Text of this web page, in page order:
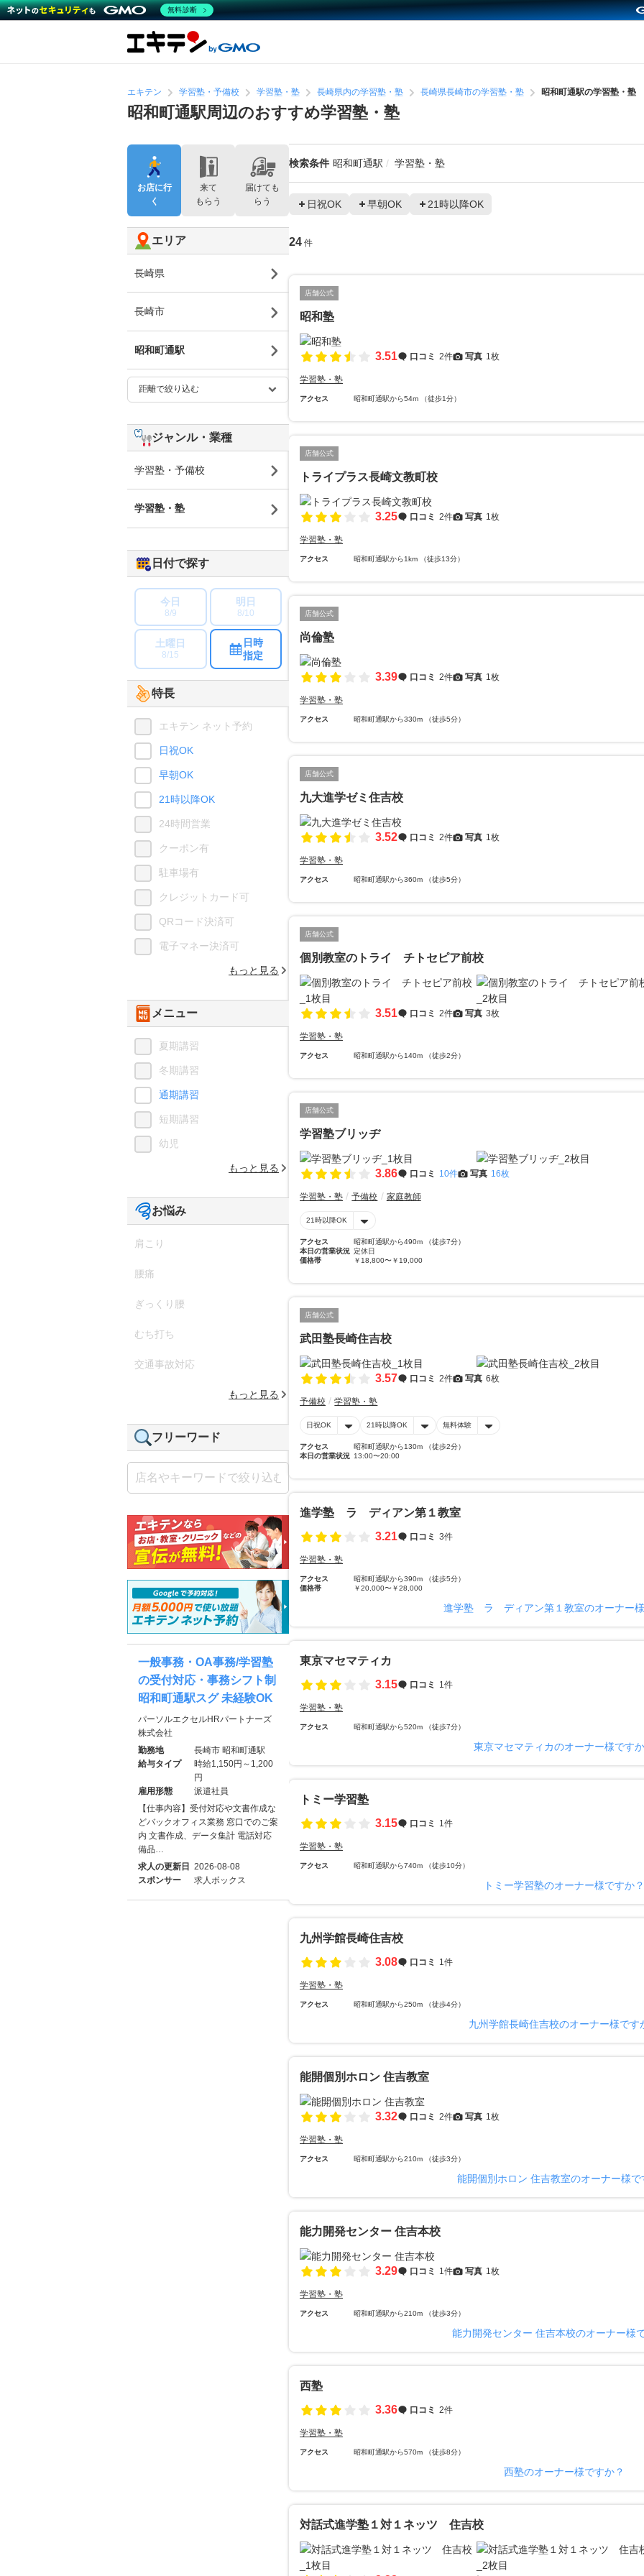
エキテン 学習塾・予備校 学習塾・塾 長崎県内の学習塾・塾 長崎県長崎市の学習塾・塾 昭和町通駅の学習塾・塾
昭和町通駅周辺のおすすめ学習塾・塾
検索条件 昭和町通駅 学習塾・塾
日祝OK 早朝OK 21時以降OK
24 件
店舗公式
昭和塾
3.51 口コミ 2件 写真 1枚
学習塾・塾
アクセス 昭和町通駅から54m （徒歩1分）
店舗公式
トライプラス長崎文教町校
3.25 口コミ 2件 写真 1枚
学習塾・塾
アクセス 昭和町通駅から1km （徒歩13分）
店舗公式
尚倫塾
3.39 口コミ 2件 写真 1枚
学習塾・塾
アクセス 昭和町通駅から330m （徒歩5分）
店舗公式
九大進学ゼミ住吉校
3.52 口コミ 2件 写真 1枚
学習塾・塾
アクセス 昭和町通駅から360m （徒歩5分）
店舗公式
個別教室のトライ チトセピア前校
3.51 口コミ 2件 写真 3枚
学習塾・塾
アクセス 昭和町通駅から140m （徒歩2分）
店舗公式
学習塾ブリッヂ
3.86 口コミ 10件 写真 16枚
学習塾・塾 予備校 家庭教師
21時以降OK
アクセス
昭和町通駅から490m （徒歩7分）
本日の営業状況 定休日
価格帯
￥18,800〜￥19,000
店舗公式
武田塾長崎住吉校
3.57 口コミ 2件 写真 6枚
予備校 学習塾・塾
日祝OK 21時以降OK 無料体験
アクセス
昭和町通駅から130m （徒歩2分）
本日の営業状況 13:00〜20:00
進学塾 ラ ディアン第１教室
3.21
口コミ 3件
学習塾・塾
アクセス
昭和町通駅から390m （徒歩5分）
価格帯
￥20,000〜￥28,000
進学塾 ラ ディアン第１教室のオーナー
東京マセマティカ
3.15
口コミ 1件
学習塾・塾
アクセス 昭和町通駅から520m （徒歩7分）
東京マセマティカのオーナー様です
トミー学習塾
3.15
口コミ 1件
学習塾・塾
アクセス 昭和町通駅から740m （徒歩10分）
トミー学習塾のオーナー様ですか？
九州学館長崎住吉校
3.08
口コミ 1件
学習塾・塾
アクセス 昭和町通駅から250m （徒歩4分）
九州学館長崎住吉校のオーナー様です
能開個別ホロン 住吉教室
3.32 口コミ 2件 写真 1枚
学習塾・塾
アクセス 昭和町通駅から210m （徒歩3分）
能開個別ホロン 住吉教室のオーナー様で
能力開発センター 住吉本校
3.29 口コミ 1件 写真 1枚
学習塾・塾
アクセス 昭和町通駅から210m （徒歩3分）
能力開発センター 住吉本校のオーナー様
西塾
3.36
口コミ 2件
学習塾・塾
アクセス 昭和町通駅から570m （徒歩8分）
西塾のオーナー様ですか？
対話式進学塾１対１ネッツ 住吉校
お店に行
く
来て
もらう
届けても
らう
エリア
長崎県
長崎市
昭和町通駅
ジャンル・業種
学習塾・予備校
学習塾・塾
日付で探す
今日
8/9
明日
8/10
土曜日
8/15
日時
指定
特長
エキテン ネット予約
日祝OK
早朝OK
21時以降OK
24時間営業
クーポン有
駐車場有
クレジットカード可
QRコード決済可
電子マネー決済可
もっと見る
メニュー
夏期講習
冬期講習
通期講習
短期講習
幼児
もっと見る
お悩み
肩こり
腰痛
ぎっくり腰
むち打ち
交通事故対応
もっと見る
フリーワード
一般事務・OA事務/学習塾
の受付対応・事務シフト制
昭和町通駅スグ 未経験OK
パーソルエクセルHRパートナーズ
株式会社
勤務地
長崎市 昭和町通駅
給与タイプ
時給1,150円～1,200
円
雇用形態
派遣社員
【仕事内容】受付対応や文書作成な
どバックオフィス業務 窓口でのご案
内 文書作成、データ集計 電話対応
備品…
求人の更新日 2026-08-08
スポンサー
求人ボックス
無料診断